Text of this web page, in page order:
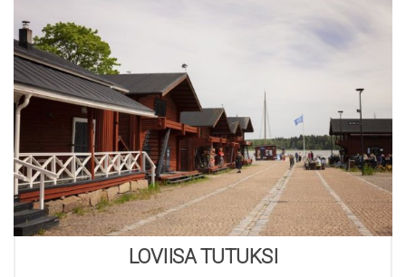
LOVIISA TUTUKSI